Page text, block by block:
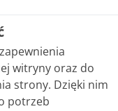
witryny oraz do
strony. Dzięki nim
potrzeb